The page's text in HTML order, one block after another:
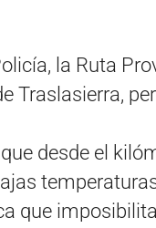
la Ruta
Traslasierra,
desde el
que